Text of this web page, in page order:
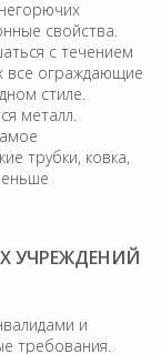
свойства.
с течением
все ограждающие
стиле.
металл.
трубки, ковка,
УЧРЕЖДЕНИЙ
и
требования.